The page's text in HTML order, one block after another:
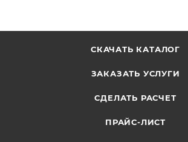
СКАЧАТЬ КАТАЛОГ
ЗАКАЗАТЬ УСЛУГИ
СДЕЛАТЬ РАСЧЕТ
ПРАЙС-ЛИСТ